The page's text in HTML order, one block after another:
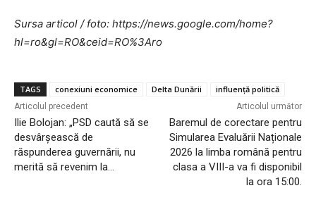
Sursa articol / foto: https://news.google.com/home?
hl=ro&gl=RO&ceid=RO%3Aro
TAGS conexiuni economice Delta Dunării influență politică
Articolul precedent
Ilie Bolojan: „PSD caută să se
desvârșească de
răspunderea guvernării, nu
merită să revenim la…
Articolul următor
Baremul de corectare pentru
Simularea Evaluării Naționale
2026 la limba română pentru
clasa a VIII-a va fi disponibil
la ora 15:00.